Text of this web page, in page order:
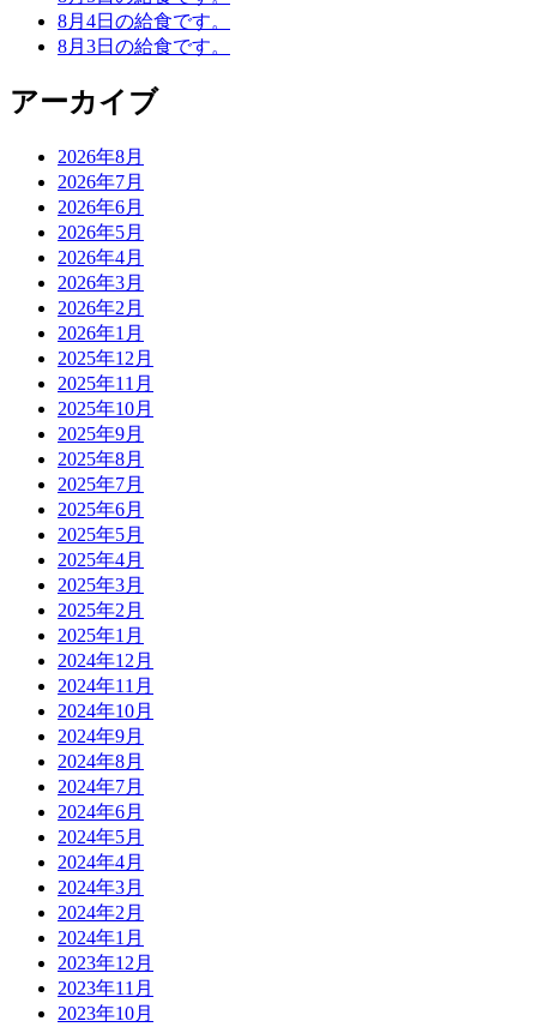
8月4日の給食です。
8月3日の給食です。
アーカイブ
2026年8月
2026年7月
2026年6月
2026年5月
2026年4月
2026年3月
2026年2月
2026年1月
2025年12月
2025年11月
2025年10月
2025年9月
2025年8月
2025年7月
2025年6月
2025年5月
2025年4月
2025年3月
2025年2月
2025年1月
2024年12月
2024年11月
2024年10月
2024年9月
2024年8月
2024年7月
2024年6月
2024年5月
2024年4月
2024年3月
2024年2月
2024年1月
2023年12月
2023年11月
2023年10月